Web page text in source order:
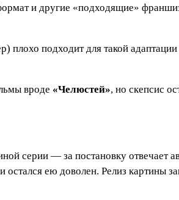
и другие «подходящие»
плохо подходит для такой
вроде «Челюстей», но скепсис
серии — за постановку отвечает
ею доволен. Релиз картины